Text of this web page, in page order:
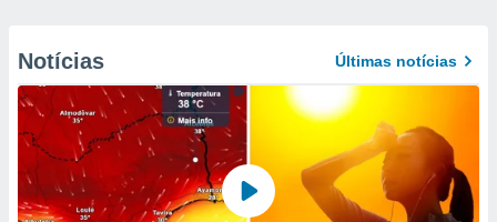
Notícias Últimas notícias